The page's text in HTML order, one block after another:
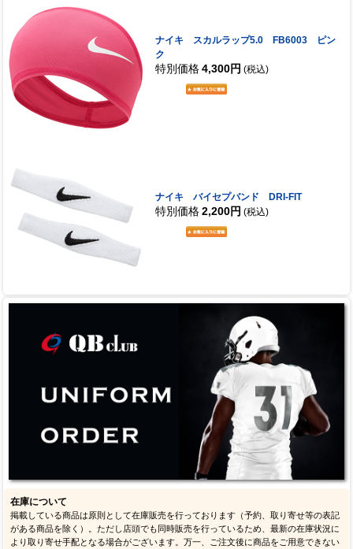
ナイキ スカルラップ5.0 FB6003 ピン
ク
特別価格 4,300円 (税込)
ナイキ バイセプバンド DRI-FIT
特別価格 2,200円 (税込)
在庫について
掲載している商品は原則として在庫販売を行っております（予約、取り寄せ等の表記
がある商品を除く）。ただし店頭でも同時販売を行っているため、最新の在庫状況に
より取り寄せ手配となる場合がございます。万一、ご注文後に商品をご用意できない